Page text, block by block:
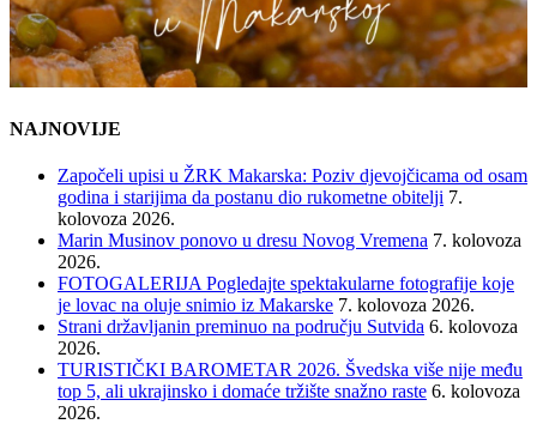
NAJNOVIJE
Započeli upisi u ŽRK Makarska: Poziv djevojčicama od osam
godina i starijima da postanu dio rukometne obitelji 7.
kolovoza 2026.
Marin Musinov ponovo u dresu Novog Vremena 7. kolovoza
2026.
FOTOGALERIJA Pogledajte spektakularne fotografije koje
je lovac na oluje snimio iz Makarske 7. kolovoza 2026.
Strani državljanin preminuo na području Sutvida 6. kolovoza
2026.
TURISTIČKI BAROMETAR 2026. Švedska više nije među
top 5, ali ukrajinsko i domaće tržište snažno raste 6. kolovoza
2026.